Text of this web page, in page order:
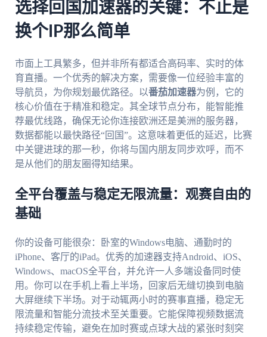
选择回国加速器的关键：不止是
换个IP那么简单
市面上工具繁多，但并非所有都适合高码率、实时的体
育直播。一个优秀的解决方案，需要像一位经验丰富的
导航员，为你规划最优路径。以番茄加速器为例，它的
核心价值在于精准和稳定。其全球节点分布，能智能推
荐最优线路，确保无论你连接欧洲还是美洲的服务器，
数据都能以最快路径“回国”。这意味着更低的延迟，比赛
中关键进球的那一秒，你将与国内朋友同步欢呼，而不
是从他们的朋友圈得知结果。
全平台覆盖与稳定无限流量：观赛自由的
基础
你的设备可能很杂：卧室的Windows电脑、通勤时的
iPhone、客厅的iPad。优秀的加速器支持Android、iOS、
Windows、macOS全平台，并允许一人多端设备同时使
用。你可以在手机上看上半场，回家后无缝切换到电脑
大屏继续下半场。对于动辄两小时的赛事直播，稳定无
限流量和智能分流技术至关重要。它能保障视频数据流
持续稳定传输，避免在加时赛或点球大战的紧张时刻突